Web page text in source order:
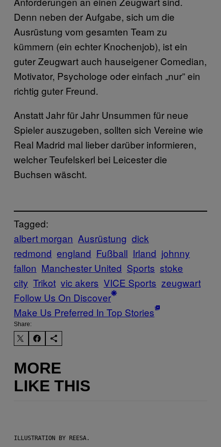
Denn neben der Aufgabe, sich um die
Ausrüstung vom gesamten Team zu
kümmern (ein echter Knochenjob), ist ein
guter Zeugwart auch hauseigener Comedian,
Motivator, Psychologe oder einfach „nur” ein
richtig guter Freund.
Anstatt Jahr für Jahr Unsummen für neue
Spieler auszugeben, sollten sich Vereine wie
Real Madrid mal lieber darüber informieren,
welcher Teufelskerl bei Leicester die
Buchsen wäscht.
Tagged:
albert morgan Ausrüstung dick
redmond england Fußball Irland johnny
fallon Manchester United Sports stoke
city Trikot vic akers VICE Sports zeugwart
Follow Us On Discover
Make Us Preferred In Top Stories
Share:
MORE
LIKE THIS
ILLUSTRATION BY REESA.